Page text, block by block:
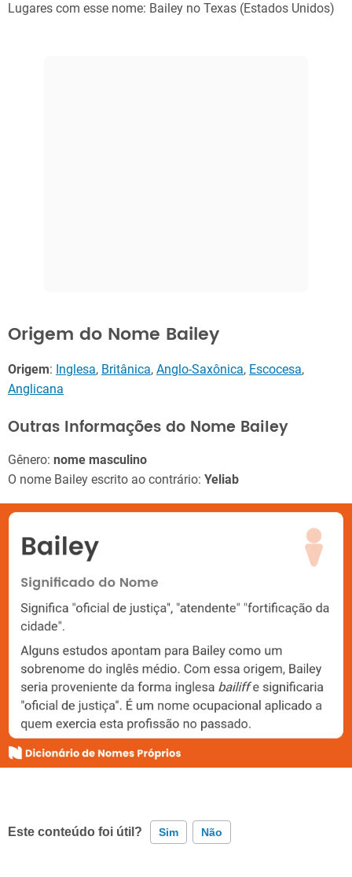
Lugares com esse nome: Bailey no Texas (Estados Unidos)
Origem do Nome Bailey
Origem: Inglesa, Britânica, Anglo-Saxônica, Escocesa,
Anglicana
Outras Informações do Nome Bailey
Gênero: nome masculino
O nome Bailey escrito ao contrário: Yeliab
Este conteúdo foi útil? Sim Não